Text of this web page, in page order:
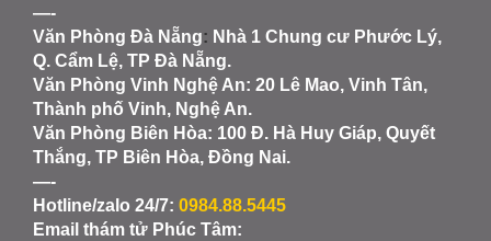
—-
Văn Phòng Đà Nẵng: Nhà 1 Chung cư Phước Lý,
Q. Cẩm Lệ, TP Đà Nẵng.
Văn Phòng Vinh Nghệ An: 20 Lê Mao, Vinh Tân,
Thành phố Vinh, Nghệ An.
Văn Phòng Biên Hòa: 100 Đ. Hà Huy Giáp, Quyết
Thắng, TP Biên Hòa, Đồng Nai.
—-
Hotline/zalo 24/7: 0984.88.5445
Email thám tử Phúc Tâm: